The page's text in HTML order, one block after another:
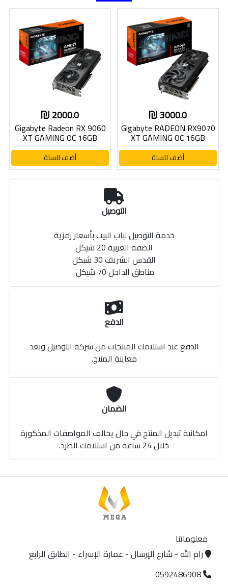
3000.0
Gigabyte RADEON RX9070
XT GAMING OC 16GB
أضف للسلة
2000.0
Gigabyte Radeon RX 9060
XT GAMING OC 16GB
أضف للسلة
التوصيل
خدمة التوصيل لباب البيت بأسعار رمزية
الضفة الغربية 20 شيكل
القدس الشريف 30 شيكل
مناطق الداخل 70 شيكل.
الدفع
الدفع عند استلامك المنتجات من شركة التوصيل وبعد
معاينة المنتج.
الضمان
امكانية تبديل المنتج في حال يخالف المواصفات المذكورة
خلال 24 ساعة من استلامك الطرد.
معلوماتنا
رام الله - شارع الإرسال - عمارة الإسراء - الطابق الرابع
0592486908